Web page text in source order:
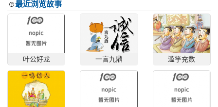
最近浏览故事
叶公好龙 一言九鼎 滥竽充数